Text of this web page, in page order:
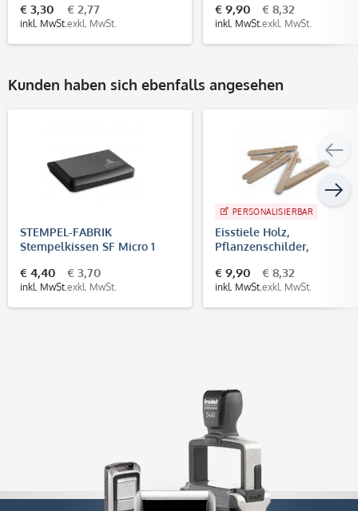
€ 3,30
inkl. MwSt.
€ 2,77
exkl. MwSt.
€ 9,90
inkl. MwSt.
€ 8,32
exkl. MwSt.
Kunden haben sich ebenfalls angesehen
STEMPEL-FABRIK
Stempelkissen SF Micro 1
€ 4,40
inkl. MwSt.
€ 3,70
exkl. MwSt.
PERSONALISIERBAR
Eisstiele Holz,
Pflanzenschilder,
individueller Gravur (10
€ 9,90
inkl. MwSt.
€ 8,32
exkl. MwSt.